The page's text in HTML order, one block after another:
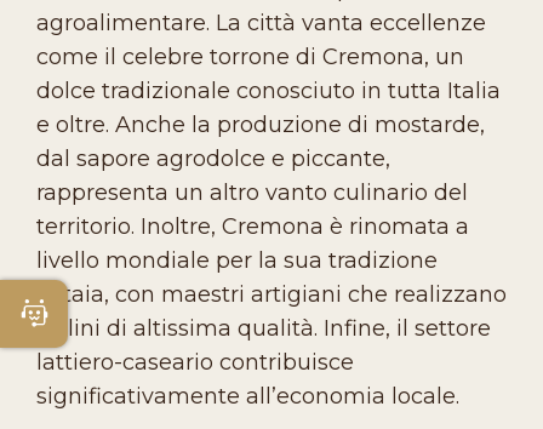
agroalimentare. La città vanta eccellenze
come il celebre torrone di Cremona, un
dolce tradizionale conosciuto in tutta Italia
e oltre. Anche la produzione di mostarde,
dal sapore agrodolce e piccante,
rappresenta un altro vanto culinario del
territorio. Inoltre, Cremona è rinomata a
livello mondiale per la sua tradizione
liutaia, con maestri artigiani che realizzano
violini di altissima qualità. Infine, il settore
lattiero-caseario contribuisce
significativamente all’economia locale.
Apri Chatbot